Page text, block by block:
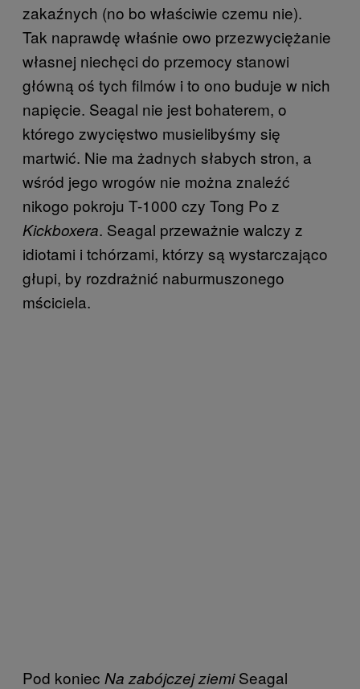
zakaźnych (no bo właściwie czemu nie).
Tak naprawdę właśnie owo przezwyciężanie
własnej niechęci do przemocy stanowi
główną oś tych filmów i to ono buduje w nich
napięcie. Seagal nie jest bohaterem, o
którego zwycięstwo musielibyśmy się
martwić. Nie ma żadnych słabych stron, a
wśród jego wrogów nie można znaleźć
nikogo pokroju T-1000 czy Tong Po z
Kickboxera. Seagal przeważnie walczy z
idiotami i tchórzami, którzy są wystarczająco
głupi, by rozdrażnić naburmuszonego
mściciela.
Pod koniec Na zabójczej ziemiSeagal